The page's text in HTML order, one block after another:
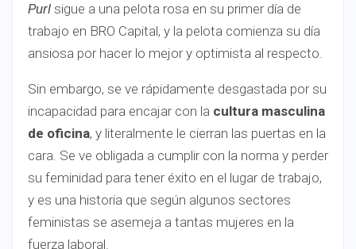
Purl sigue a una pelota rosa en su primer día de
trabajo en BRO Capital, y la pelota comienza su día
ansiosa por hacer lo mejor y optimista al respecto.
Sin embargo, se ve rápidamente desgastada por su
incapacidad para encajar con la cultura masculina
de oficina, y literalmente le cierran las puertas en la
cara. Se ve obligada a cumplir con la norma y perder
su feminidad para tener éxito en el lugar de trabajo,
y es una historia que según algunos sectores
feministas se asemeja a tantas mujeres en la
fuerza laboral.